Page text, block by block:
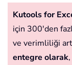
Kutools for
için 300'den
ve verimliliği
entegre olarak